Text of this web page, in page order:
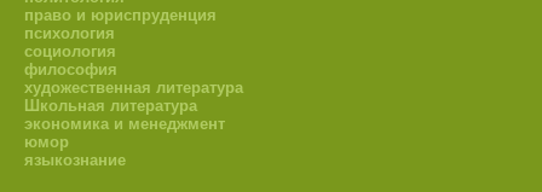
право и юриспруденция
психология
социология
философия
художественная литература
Школьная литература
экономика и менеджмент
юмор
языкознание